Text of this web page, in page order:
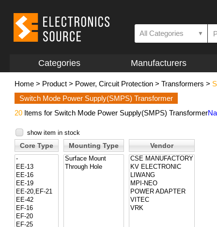
All Categories ▼
Categories Manufacturers
Home > Product > Power, Circuit Protection > Transformers >
Switch Mode Power Supply(SMPS) Transformer
20 Items for Switch Mode Power Supply(SMPS) Transformer
show item in stock
Core Type Mounting Type Vendor